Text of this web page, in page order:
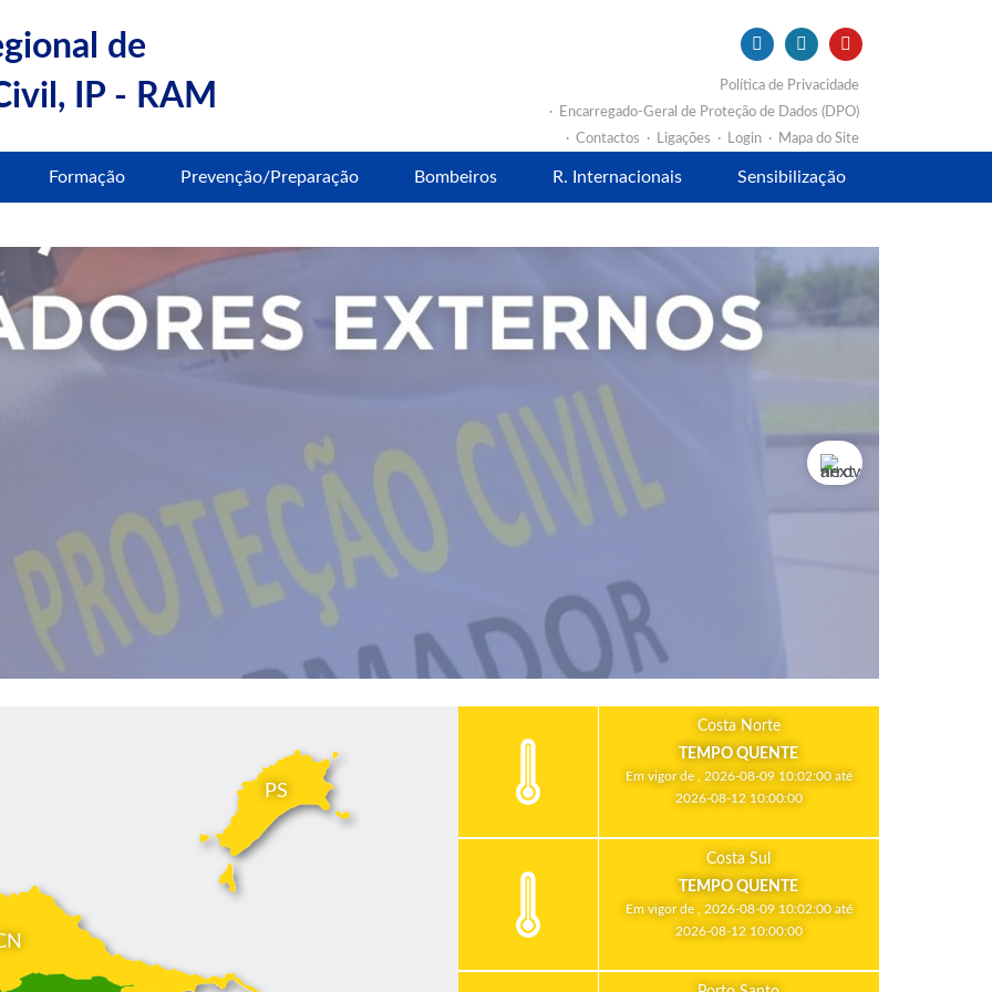
de
IP - RAM
Política de Privacidade
Encarregado-Geral de Proteção de Dados (DPO)
Contactos
Ligações Login Mapa do Site
Formação Prevenção/Preparação Bombeiros R. Internacionais Sensibilização
PS
Costa Norte
TEMPO QUENTE
Em vigor de , 2026-08-09 10:02:00 até
2026-08-12 10:00:00
Costa Sul
TEMPO QUENTE
Em vigor de , 2026-08-09 10:02:00 até
2026-08-12 10:00:00